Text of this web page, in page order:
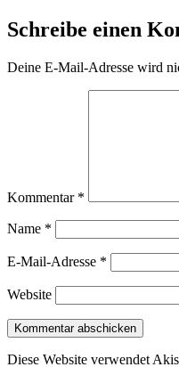
Schreibe einen
Deine E-Mail-Adresse wird
Kommentar *
Name *
E-Mail-Adresse *
Website
Diese Website verwendet